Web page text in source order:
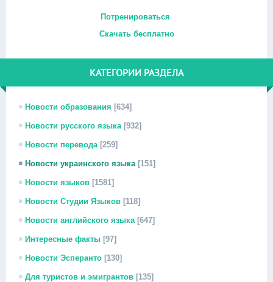
Потренироваться
Скачать бесплатно
КАТЕГОРИИ РАЗДЕЛА
Новости образования [634]
Новости русского языка [932]
Новости перевода [259]
Новости украинского языка [151]
Новости языков [1581]
Новости Студии Языков [118]
Новости английского языка [647]
Интересные факты [97]
Новости Эсперанто [130]
Для туристов и эмигрантов [135]